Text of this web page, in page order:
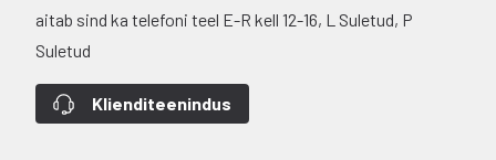
aitab sind ka telefoni teel E-R kell 12-16, L Suletud, P
Suletud
Klienditeenindus